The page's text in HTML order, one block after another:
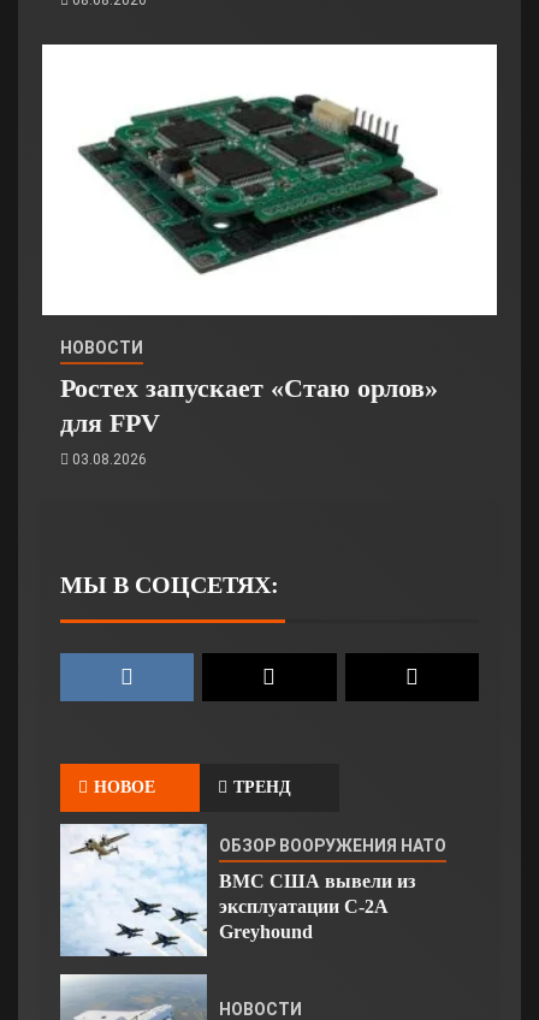
НОВОСТИ
Ростех запускает «Стаю орлов»
для FPV
03.08.2026
МЫ В СОЦСЕТЯХ:
НОВОЕ ТРЕНД
ОБЗОР ВООРУЖЕНИЯ НАТО
ВМС США вывели из
эксплуатации C-2A
Greyhound
НОВОСТИ